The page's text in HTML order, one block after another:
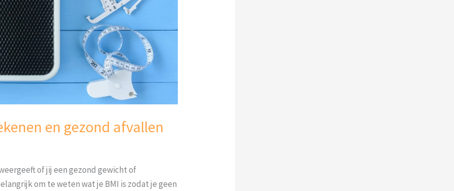
en gezond afvallen
of jij een gezond gewicht of
om te weten wat je BMI is zodat je geen